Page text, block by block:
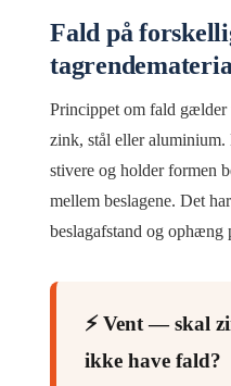
Fald på
Princippet om fald
zink, stål eller aluminium.
stivere og holder formen
mellem beslagene. Det
beslagafstand og ophæng
⚡ Vent — skal
ikke have fald?